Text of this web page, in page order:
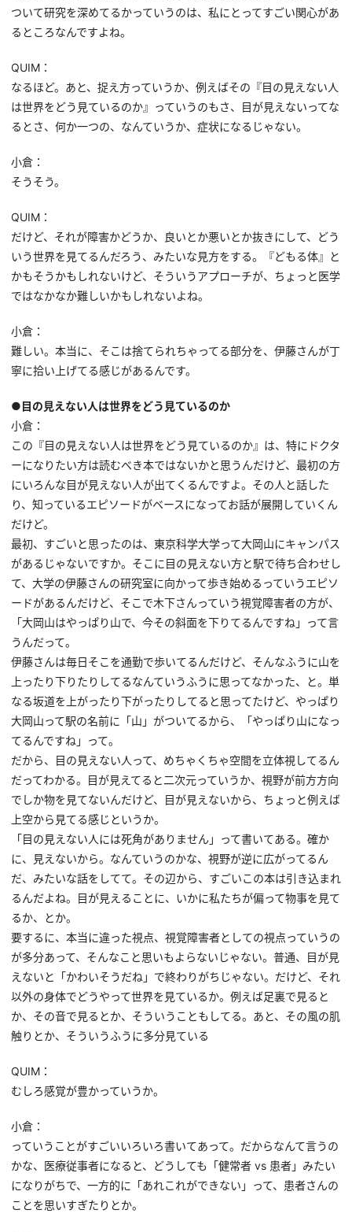
ついて研究を深めてるかっていうのは、私にとってすごい関心があ
るところなんですよね。
QUIM：
なるほど。あと、捉え方っていうか、例えばその『目の見えない人
は世界をどう見ているのか』っていうのもさ、目が見えないってな
るとさ、何か一つの、なんていうか、症状になるじゃない。
小倉：
そうそう。
QUIM：
だけど、それが障害かどうか、良いとか悪いとか抜きにして、どう
いう世界を見てるんだろう、みたいな見方をする。『どもる体』と
かもそうかもしれないけど、そういうアプローチが、ちょっと医学
ではなかなか難しいかもしれないよね。
小倉：
難しい。本当に、そこは捨てられちゃってる部分を、伊藤さんが丁
寧に拾い上げてる感じがあるんです。
●目の見えない人は世界をどう見ているのか
小倉：
この『目の見えない人は世界をどう見ているのか』は、特にドクタ
ーになりたい方は読むべき本ではないかと思うんだけど、最初の方
にいろんな目が見えない人が出てくるんですよ。その人と話した
り、知っているエピソードがベースになってお話が展開していくん
だけど。
最初、すごいと思ったのは、東京科学大学って大岡山にキャンパス
があるじゃないですか。そこに目の見えない方と駅で待ち合わせし
て、大学の伊藤さんの研究室に向かって歩き始めるっていうエピソ
ードがあるんだけど、そこで木下さんっていう視覚障害者の方が、
「大岡山はやっぱり山で、今その斜面を下りてるんですね」って言
うんだって。
伊藤さんは毎日そこを通勤で歩いてるんだけど、そんなふうに山を
上ったり下りたりしてるなんていうふうに思ってなかった、と。単
なる坂道を上がったり下がったりしてると思ってたけど、やっぱり
大岡山って駅の名前に「山」がついてるから、「やっぱり山になっ
てるんですね」って。
だから、目の見えない人って、めちゃくちゃ空間を立体視してるん
だってわかる。目が見えてると二次元っていうか、視野が前方方向
でしか物を見てないんだけど、目が見えないから、ちょっと例えば
上空から見てる感じというか。
「目の見えない人には死角がありません」って書いてある。確か
に、見えないから。なんていうのかな、視野が逆に広がってるん
だ、みたいな話をしてて。その辺から、すごいこの本は引き込まれ
るんだよね。目が見えることに、いかに私たちが偏って物事を見て
るか、とか。
要するに、本当に違った視点、視覚障害者としての視点っていうの
が多分あって、そんなこと思いもよらないじゃない。普通、目が見
えないと「かわいそうだね」で終わりがちじゃない。だけど、それ
以外の身体でどうやって世界を見ているか。例えば足裏で見ると
か、その音で見るとか、そういうこともしてる。あと、その風の肌
触りとか、そういうふうに多分見ている
QUIM：
むしろ感覚が豊かっていうか。
小倉：
っていうことがすごいいろいろ書いてあって。だからなんて言うの
かな、医療従事者になると、どうしても「健常者 vs 患者」みたい
になりがちで、一方的に「あれこれができない」って、患者さんの
ことを思いすぎたりとか。